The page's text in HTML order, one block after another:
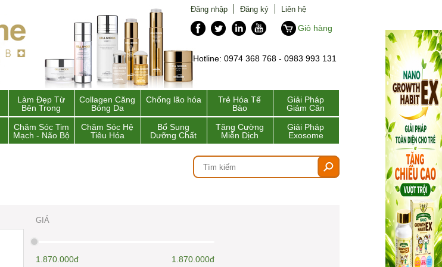
Đăng nhập Đăng ký
Liên hệ
Giỏ hàng
Hotline: 0974 368 768 - 0983 993 131
Làm Đẹp Từ
Bên Trong
Collagen Căng
Bóng Da
Chống lão hóa
Trẻ Hóa Tế
Bào
Giải Pháp
Giảm Cân
Chăm Sóc Tim
Mạch - Não Bộ
Chăm Sóc Hệ
Tiêu Hóa
Bổ Sung
Dưỡng Chất
Tăng Cường
Miễn Dịch
Giải Pháp
Exosome
GIÁ
1.870.000đ 1.870.000đ